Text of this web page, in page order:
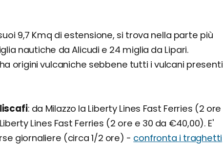
9,7 Kmq di estensione, si trova nella parte più
nautiche da Alicudi e 24 miglia da Lipari.
origini vulcaniche sebbene tutti i vulcani presenti
: da Milazzo la Liberty Lines Fast Ferries (2 ore
Lines Fast Ferries (2 ore e 30 da €40,00). E'
giornaliere (circa 1/2 ore) - confronta i traghetti